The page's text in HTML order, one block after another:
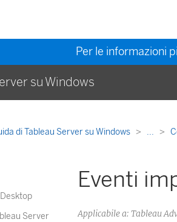
Per le informazioni
su Windows
di Tableau Server su Windows ...
Server
Eventi
Applicabile a: Tableau